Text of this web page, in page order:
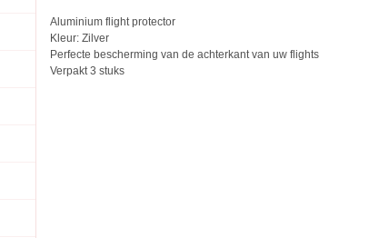
Aluminium flight protector
Kleur: Zilver
Perfecte bescherming van de achterkant van uw flights
Verpakt 3 stuks